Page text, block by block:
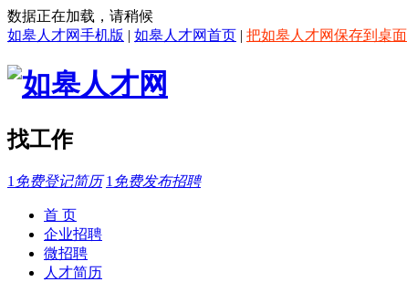
数据正在加载，请稍候
如皋人才网手机版 | 如皋人才网首页 | 把如皋人才网保存到桌面
找工作
1 免费登记简历 1 免费发布招聘
首 页
企业招聘
微招聘
人才简历